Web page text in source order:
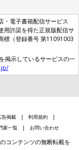
・電子書籍配信サービス
用許諾を得た正規版配信サ
標（登録番号 第11091003
掲示しているサービスの一
告掲載
利用規約
家一覧 お問い合わせ
コンテンツの無断転載を